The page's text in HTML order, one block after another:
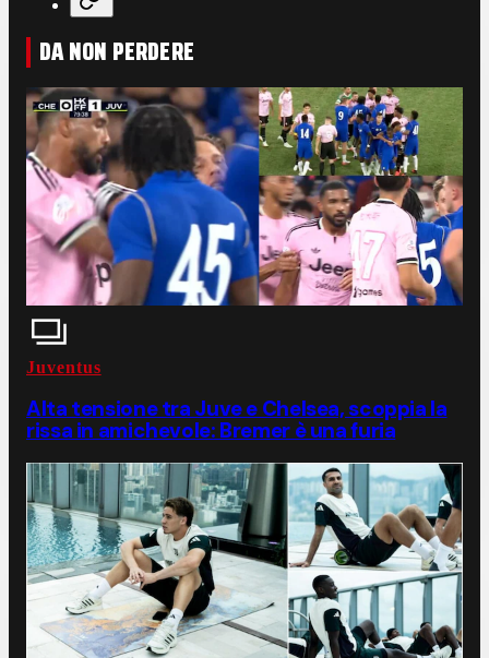
DA NON PERDERE
Juventus
Alta tensione tra Juve e Chelsea, scoppia la
rissa in amichevole: Bremer è una furia